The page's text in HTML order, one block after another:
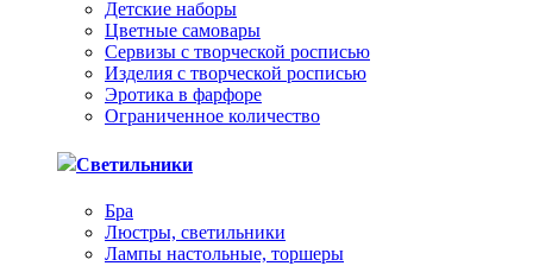
Детские наборы
Цветные самовары
Сервизы с творческой росписью
Изделия с творческой росписью
Эротика в фарфоре
Ограниченное количество
Светильники
Бра
Люстры, светильники
Лампы настольные, торшеры